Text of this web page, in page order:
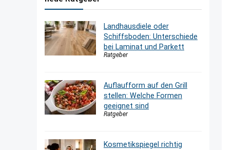
Landhausdiele oder
Schiffsboden: Unterschiede
bei Laminat und Parkett
Ratgeber
Auflaufform auf den Grill
stellen: Welche Formen
geeignet sind
Ratgeber
Kosmetikspiegel richtig